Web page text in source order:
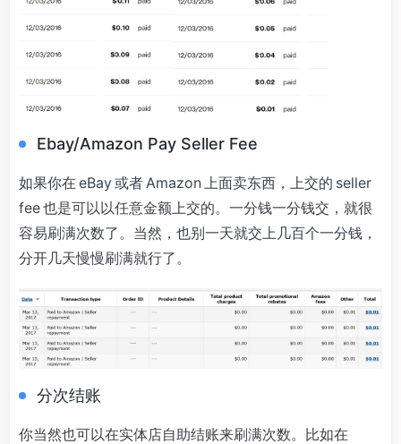
Ebay/Amazon Pay Seller Fee
如果你在 eBay 或者 Amazon 上面卖东西，上交的 seller
fee 也是可以以任意金额上交的。一分钱一分钱交，就很
容易刷满次数了。当然，也别一天就交上几百个一分钱，
分开几天慢慢刷满就行了。
分次结账
你当然也可以在实体店自助结账来刷满次数。比如在